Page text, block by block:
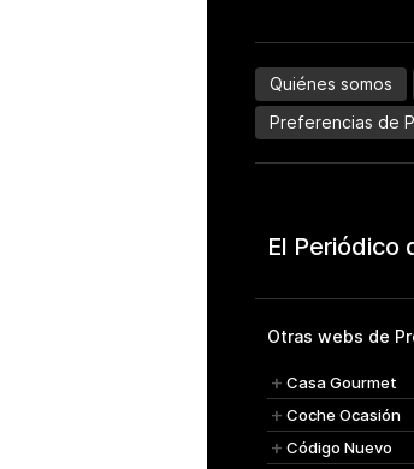
Quiénes somos
Preferencias de
Otras webs de
Casa Gourmet
Coche Ocasión
Código Nuevo